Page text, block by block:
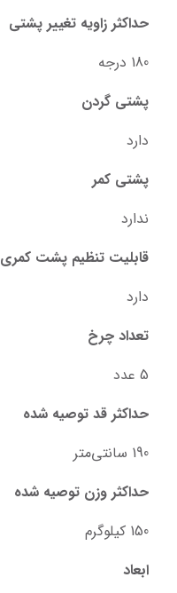
حداکثر زاویه تغییر پشتی
180 درجه
پشتی گردن
دارد
پشتی کمر
ندارد
قابلیت تنظیم پشت کمری
دارد
تعداد چرخ
5 عدد
حداکثر قد توصیه شده
190 سانتی‌متر
حداکثر وزن توصیه شده
150 کیلوگرم
ابعاد